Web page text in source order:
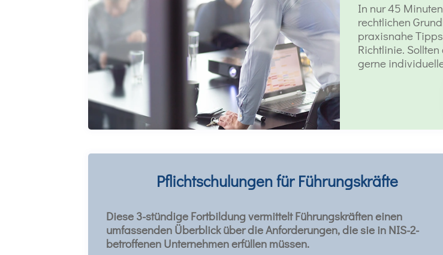
In nur 45
rechtlichen
praxisnahe
Richtlinie.
gerne
Pflichtschulungen für Führungskräfte
Diese 3-stündige Fortbildung vermittelt Führungskräften einen
umfassenden Überblick über die Anforderungen, die sie in NIS-2-
betroffenen Unternehmen erfüllen müssen.